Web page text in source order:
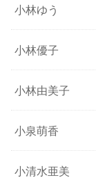
小林ゆう
小林優子
小林由美子
小泉萌香
小清水亜美